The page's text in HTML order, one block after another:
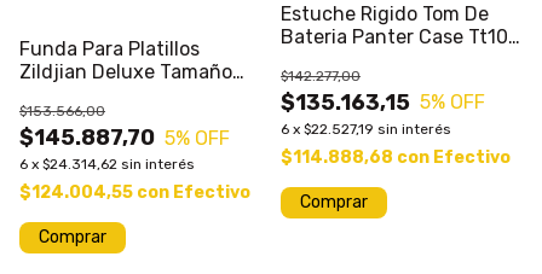
Funda Para Platillos
Zildjian Deluxe Tamaño
$145.887,70
$153.566,00
5% OFF
6 x $24.314,62 sin interés
$124.004,55 con Efectivo
Comprar
Estuche Rigido Tom De
Bateria Panter Case Tt10
$135.163,15
$142.277,00
5% OFF
6 x $22.527,19 sin interés
$114.888,68 con Efectivo
Comprar